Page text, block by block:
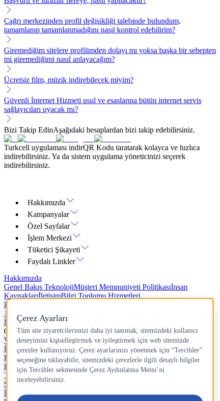
Çağrı merkezinden profil değişikliği talebinde bulundum,
tamamlanıp tamamlanmadığını nasıl kontrol edebilirim?
Giremediğim sitelere profilimden dolayı mı yoksa başka bir sebepten
mi giremediğimi nasıl anlayacağım?
Ücretsiz film, müzik indirebilecek miyim?
Güvenli İnternet Hizmeti usul ve esaslarına bütün internet servis
sağlayıcıları uyacak mı?
Bizi Takip EdinAşağıdaki hesaplardan bizi takip edebilirsiniz.
Turkcell uygulaması indirQR Kodu taratarak kolayca ve hızlıca
indirebilirsiniz. Ya da sistem uygulama yöneticinizi seçerek
indirebilirsiniz.
Hakkımızda
Kampanyalar
Özel Sayfalar
İşlem Merkezi
Tüketici Şikayeti
Faydalı Linkler
Hakkımızda
Genel Bakış TeknolojiMüşteri Memnuniyeti Politikasıİnsan
KaynaklarıİletişimBilgi Toplumu Hizmetleri
Kampanyalar
100 Mbps İnternet
İnternet
Özel Sayfalar
Wi-Fi 7Yazlık İnternetHız Testi IP Adresi SorgulamaPing Testi
İşlem Merkezi
Fatura İşlemleriAbonelik İşlemleriÜrün ve ServislerimPaket
Değiştirme Ek Ürün Al
Kablosuz Ağ İşlemleri
Tüketici Şikayeti
Şikayet Talebi Oluşturma
İade Duyurusu